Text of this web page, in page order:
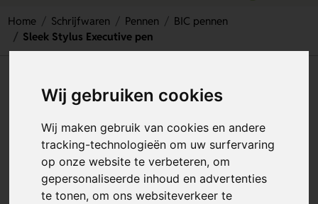
Wij gebruiken cookies
Wij maken gebruik van cookies en andere
tracking-technologieën om uw surfervaring
op onze website te verbeteren, om
gepersonaliseerde inhoud en advertenties
te tonen, om ons websiteverkeer te
Home Schrijfwaren Pennen
BIC pennen
Sleek Stylus Executive pen
Sleek Stylus Executive pen
Artikelnummer: